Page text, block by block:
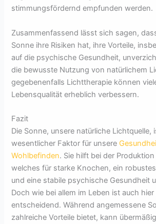
stimmungsfördernd empfunden werden.
Zusammenfassend lässt sich sagen,
Sonne ihre Risiken hat, ihre Vorteile,
auf die psychische Gesundheit,
die bewusste Nutzung von natürlichem
gegebenenfalls Lichttherapie können
Lebensqualität erheblich verbessern.
Fazit
Die Sonne, unsere natürliche Lichtquelle,
wesentlicher Faktor für unsere
Wohlbefinden. Sie hilft bei der
welches für starke Knochen, ein
und eine stabile psychische Gesundheit
Doch wie bei allem im Leben ist auch hier
entscheidend. Während angemessene
zahlreiche Vorteile bietet, kann